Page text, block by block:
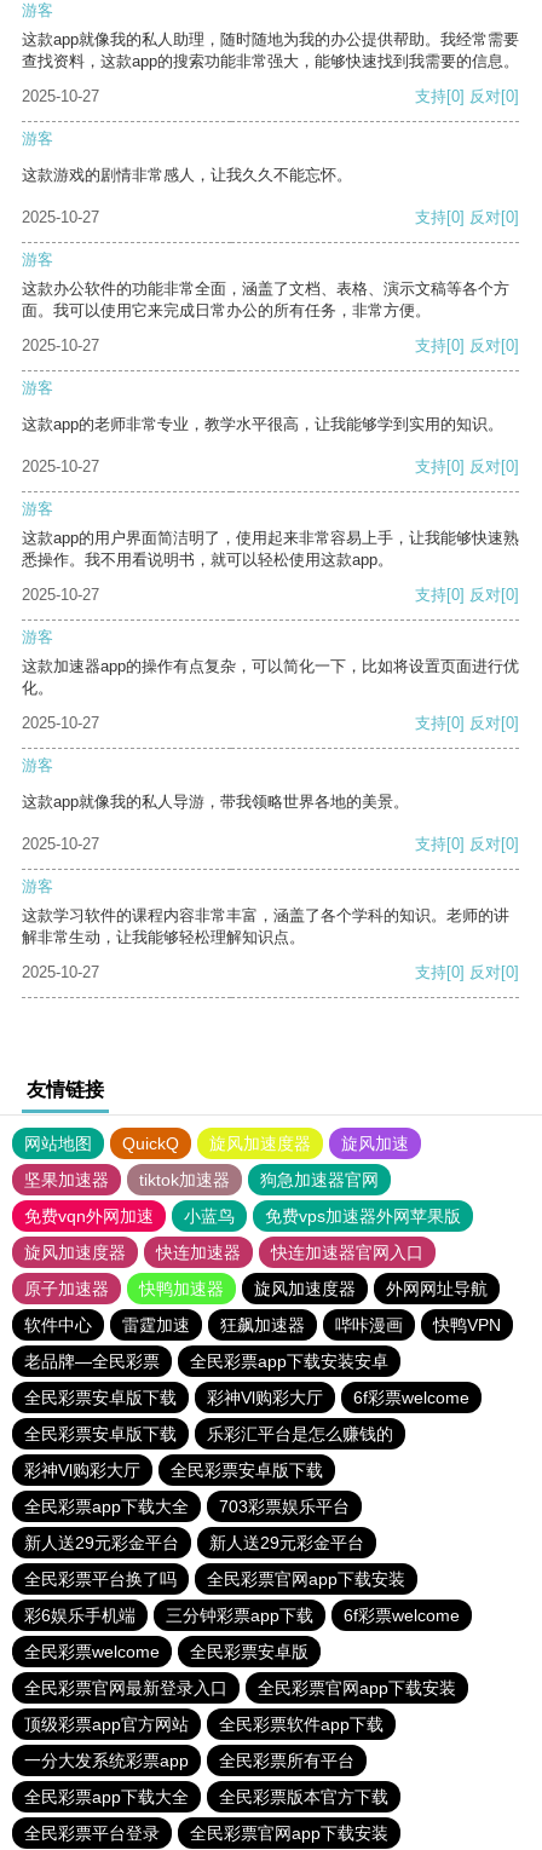
游客
这款app就像我的私人助理，随时随地为我的办公提供帮助。我经常需要
查找资料，这款app的搜索功能非常强大，能够快速找到我需要的信息。
2025-10-27
支持[0] 反对[0]
游客
这款游戏的剧情非常感人，让我久久不能忘怀。
2025-10-27 支持[0] 反对[0]
游客
这款办公软件的功能非常全面，涵盖了文档、表格、演示文稿等各个方
面。我可以使用它来完成日常办公的所有任务，非常方便。
2025-10-27
支持[0] 反对[0]
游客
这款app的老师非常专业，教学水平很高，让我能够学到实用的知识。
2025-10-27 支持[0] 反对[0]
游客
这款app的用户界面简洁明了，使用起来非常容易上手，让我能够快速熟
悉操作。我不用看说明书，就可以轻松使用这款app。
2025-10-27
支持[0] 反对[0]
游客
这款加速器app的操作有点复杂，可以简化一下，比如将设置页面进行优
化。
2025-10-27
支持[0] 反对[0]
游客
这款app就像我的私人导游，带我领略世界各地的美景。
2025-10-27 支持[0] 反对[0]
游客
这款学习软件的课程内容非常丰富，涵盖了各个学科的知识。老师的讲
解非常生动，让我能够轻松理解知识点。
2025-10-27
支持[0] 反对[0]
友情链接
网站地图 QuickQ 旋风加速度器
旋风加速
坚果加速器
tiktok加速器
狗急加速器官网
免费vqn外网加速
小蓝鸟
免费vps加速器外网苹果版
旋风加速度器
快连加速器
快连加速器官网入口
原子加速器
快鸭加速器 旋风加速度器
外网网址导航
软件中心
雷霆加速 狂飙加速器 哔咔漫画
快鸭VPN
老品牌—全民彩票
全民彩票app下载安装安卓
全民彩票安卓版下载
彩神Vl购彩大厅
6f彩票welcome
全民彩票安卓版下载
乐彩汇平台是怎么赚钱的
彩神Vl购彩大厅
全民彩票安卓版下载
全民彩票app下载大全
703彩票娱乐平台
新人送29元彩金平台
新人送29元彩金平台
全民彩票平台换了吗
全民彩票官网app下载安装
彩6娱乐手机端
三分钟彩票app下载
6f彩票welcome
全民彩票welcome
全民彩票安卓版
全民彩票官网最新登录入口
全民彩票官网app下载安装
顶级彩票app官方网站
全民彩票软件app下载
一分大发系统彩票app
全民彩票所有平台
全民彩票app下载大全
全民彩票版本官方下载
全民彩票平台登录
全民彩票官网app下载安装